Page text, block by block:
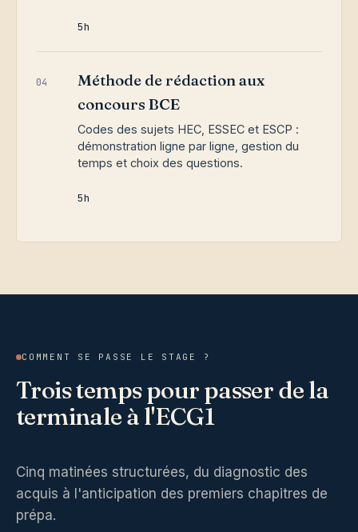
5h
04
Méthode de rédaction aux
concours BCE
Codes des sujets HEC, ESSEC et ESCP :
démonstration ligne par ligne, gestion du
temps et choix des questions.
5h
COMMENT SE PASSE LE STAGE ?
Trois temps pour passer de la
terminale à l'ECG1
Cinq matinées structurées, du diagnostic des
acquis à l'anticipation des premiers chapitres de
prépa.